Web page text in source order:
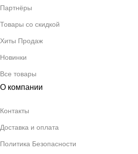
Партнёры
Товары со скидкой
Хиты Продаж
Новинки
Все товары
О компании
Контакты
Доставка и оплата
Политика Безопасности